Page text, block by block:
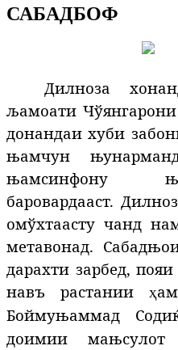
САБАДБОФ
Дилноза
љамоати
донандаи хуби
њамчун
њамсинфону
баровардааст.
омўхтаасту чанд
метавонад.
дарахти зарбед,
навъ растании
ҳ
Боймуњаммад
доимии